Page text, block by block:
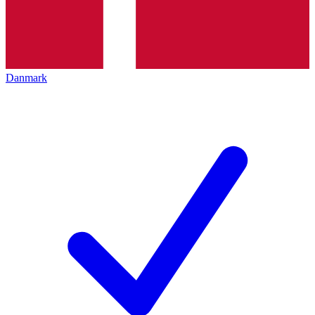
Danmark